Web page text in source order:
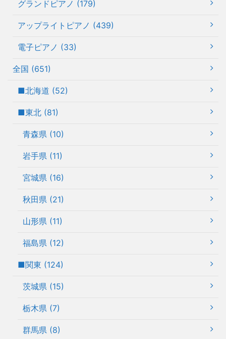
グランドピアノ (179)
アップライトピアノ (439)
電子ピアノ (33)
全国 (651)
■北海道 (52)
■東北 (81)
青森県 (10)
岩手県 (11)
宮城県 (16)
秋田県 (21)
山形県 (11)
福島県 (12)
■関東 (124)
茨城県 (15)
栃木県 (7)
群馬県 (8)